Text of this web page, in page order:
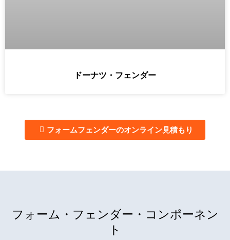
ドーナツ・フェンダー
フォームフェンダーのオンライン見積もり
フォーム・フェンダー・コンポーネン
ト